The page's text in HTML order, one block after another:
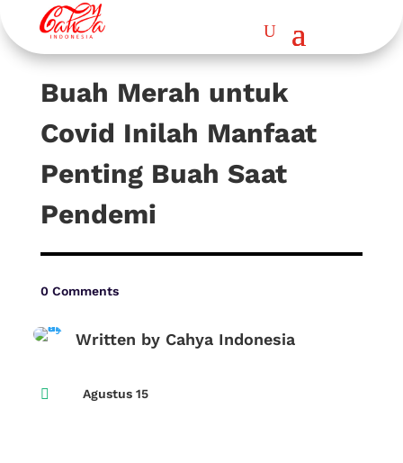
Buah Merah untuk
Covid Inilah Manfaat
Penting Buah Saat
Pendemi
0 Comments
Written by Cahya Indonesia
 Agustus 15